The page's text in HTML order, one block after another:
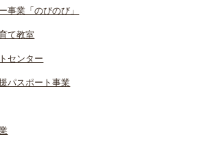
事­業「のびの­び」
て教室
センター
パスポート事業